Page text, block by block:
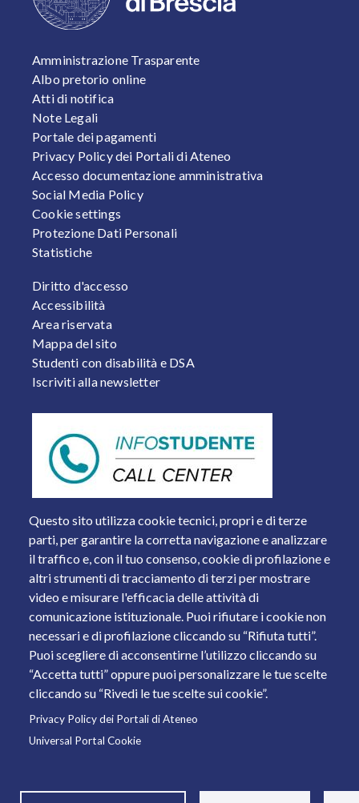
Questo sito utilizza cookie tecnici, propri e di terze
parti, per garantire la corretta navigazione e analizzare
il traffico e, con il tuo consenso, cookie di profilazione e
altri strumenti di tracciamento di terzi per mostrare
video e misurare l'efficacia delle attività di
comunicazione istituzionale. Puoi rifiutare i cookie non
necessari e di profilazione cliccando su “Rifiuta tutti”.
Puoi scegliere di acconsentirne l’utilizzo cliccando su
“Accetta tutti” oppure puoi personalizzare le tue scelte
cliccando su “Rivedi le tue scelte sui cookie”.
Privacy Policy dei Portali di Ateneo
Universal Portal Cookie
FOOTER 1
Amministrazione Trasparente
Albo pretorio online
Atti di notifica
Note Legali
Portale dei pagamenti
Privacy Policy dei Portali di Ateneo
Accesso documentazione amministrativa
Social Media Policy
Cookie settings
Protezione Dati Personali
Statistiche
FOOTER 2
Diritto d'accesso
Accessibilità
Area riservata
Mappa del sito
Studenti con disabilità e DSA
Iscriviti alla newsletter
Piazza del Mercato, 15 - 25121 Brescia
Tel. +39 030 2988.1 PEC:
ammcentr@cert.unibs.it
Partita IVA: 01773710171 Codice Fiscale: 98007650173
© 2011 Università degli Studi di Brescia